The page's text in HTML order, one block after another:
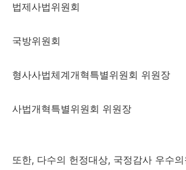
법제사법위원회
국방위원회
형사사법체계개혁특별위원회 위원장
사법개혁특별위원회 위원장
또한, 다수의 헌정대상, 국정감사 우수